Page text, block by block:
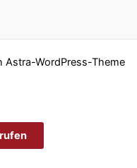
Astra-WordPress-Theme